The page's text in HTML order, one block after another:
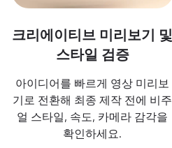
크리에이티브 미리보기 및
스타일 검증
아이디어를 빠르게 영상 미리보
기로 전환해 최종 제작 전에 비주
얼 스타일, 속도, 카메라 감각을
확인하세요.